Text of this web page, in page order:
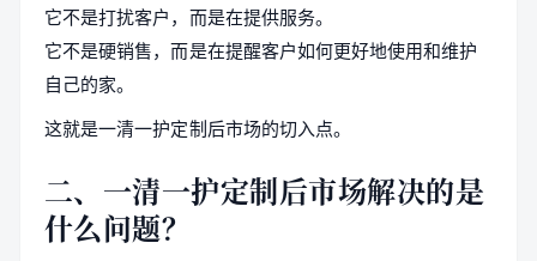
它不是打扰客户，而是在提供服务。
它不是硬销售，而是在提醒客户如何更好地使用和维护
自己的家。
这就是一清一护定制后市场的切入点。
二、一清一护定制后市场解决的是
什么问题？